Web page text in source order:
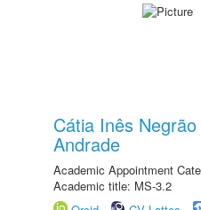
Cátia Inês
Andrade
Academic Appointment
Academic title: MS-3.2